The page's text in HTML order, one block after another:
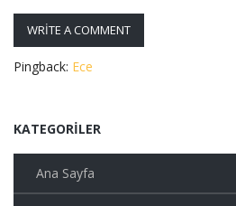
WRITE A COMMENT
Pingback: Ece
KATEGORILER
Ana Sayfa